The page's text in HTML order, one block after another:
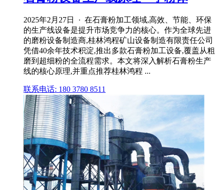
2025年2月27日 · 在石膏粉加工领域,高效、节能、环保
的生产线设备是提升市场竞争力的核心。作为全球先进
的磨粉设备制造商,桂林鸿程矿山设备制造有限责任公司
凭借40余年技术积淀,推出多款石膏粉加工设备,覆盖从粗
磨到超细粉的全流程需求。本文将深入解析石膏粉生产
线的核心原理,并重点推荐桂林鸿程 ...
联系电话: 180 3780 8511